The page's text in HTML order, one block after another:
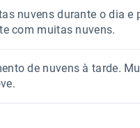
nuvens durante o dia e
com muitas nuvens.
de nuvens à tarde.